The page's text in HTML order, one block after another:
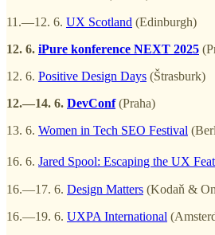
11.—12. 6. UX Scotland (Edinburgh)
12. 6. iPure konference NEXT 2025
12. 6. Positive Design Days (Štrasburk)
12.—14. 6. DevConf(Praha)
13. 6. Women in Tech SEO Festival
16. 6. Jared Spool: Escaping the UX
16.—17. 6. Design Matters (Kodaň &
16.—19. 6. UXPA International